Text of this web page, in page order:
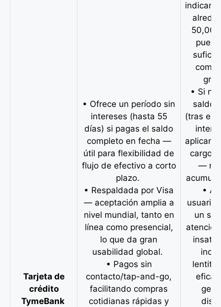
Tarjeta de
crédito
TymeBank
• Ofrece un período sin
intereses (hasta 55
días) si pagas el saldo
completo en fecha —
útil para flexibilidad de
flujo de efectivo a corto
plazo.
• Respaldada por Visa
— aceptación amplia a
nivel mundial, tanto en
línea como presencial,
lo que da gran
usabilidad global.
• Pagos sin
contacto/tap-and-go,
facilitando compras
cotidianas rápidas y
indican
• Si no
saldo
(tras el
aplican
cargos
—
•
un